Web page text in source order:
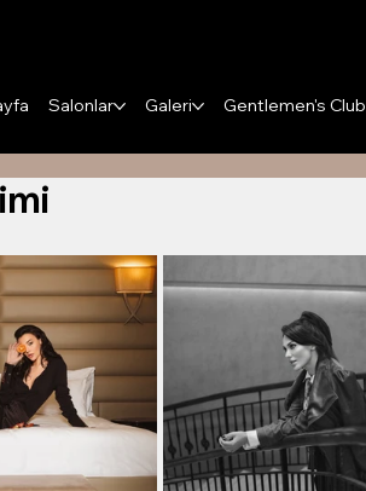
Salonlar Galeri Gentlemen's Club